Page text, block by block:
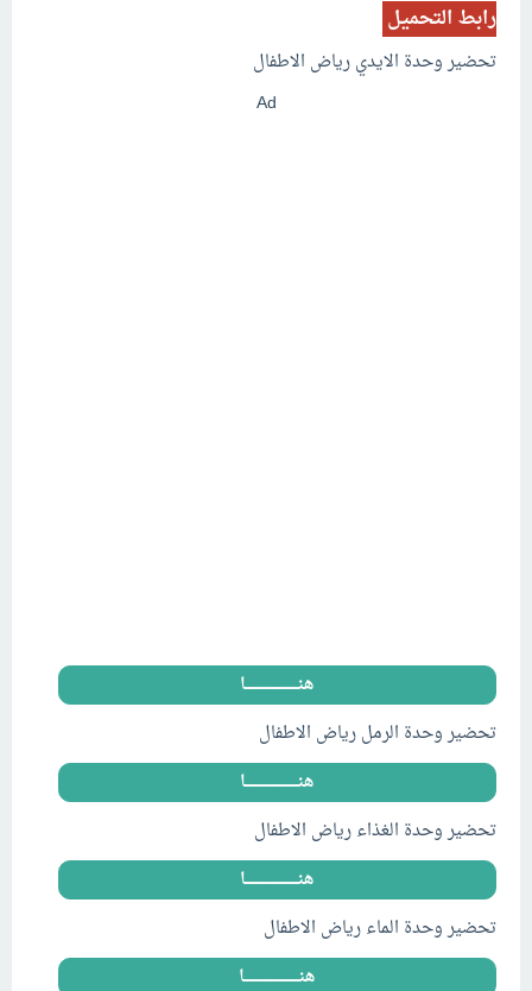
رابط التحميل
تحضير وحدة الايدي رياض الاطفال
Ad
هنــــــــــــــــــــــا
تحضير وحدة الرمل رياض الاطفال
هنــــــــــــــــــــــا
تحضير وحدة الغذاء رياض الاطفال
هنــــــــــــــــــــــا
تحضير وحدة الماء رياض الاطفال
هنـــــــــــــــــــــــا